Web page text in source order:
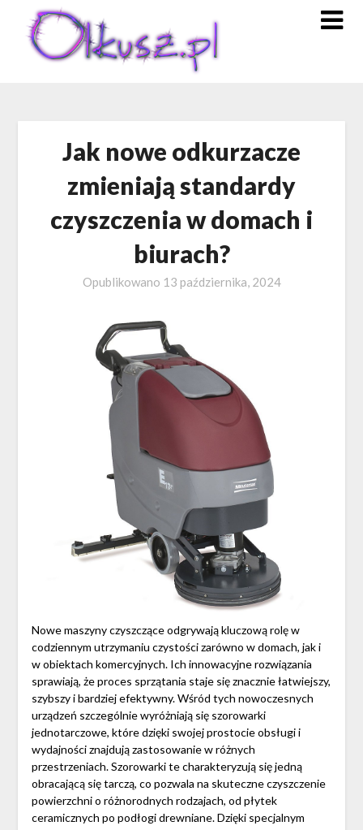
content
Jak nowe odkurzacze
zmieniają standardy
czyszczenia w domach i
biurach?
Opublikowano 13 października, 2024
Nowe maszyny czyszczące odgrywają kluczową rolę w
codziennym utrzymaniu czystości zarówno w domach, jak i
w obiektach komercyjnych. Ich innowacyjne rozwiązania
sprawiają, że proces sprzątania staje się znacznie łatwiejszy,
szybszy i bardziej efektywny. Wśród tych nowoczesnych
urządzeń szczególnie wyróżniają się szorowarki
jednotarczowe, które dzięki swojej prostocie obsługi i
wydajności znajdują zastosowanie w różnych
przestrzeniach. Szorowarki te charakteryzują się jedną
obracającą się tarczą, co pozwala na skuteczne czyszczenie
powierzchni o różnorodnych rodzajach, od płytek
ceramicznych po podłogi drewniane. Dzięki specjalnym